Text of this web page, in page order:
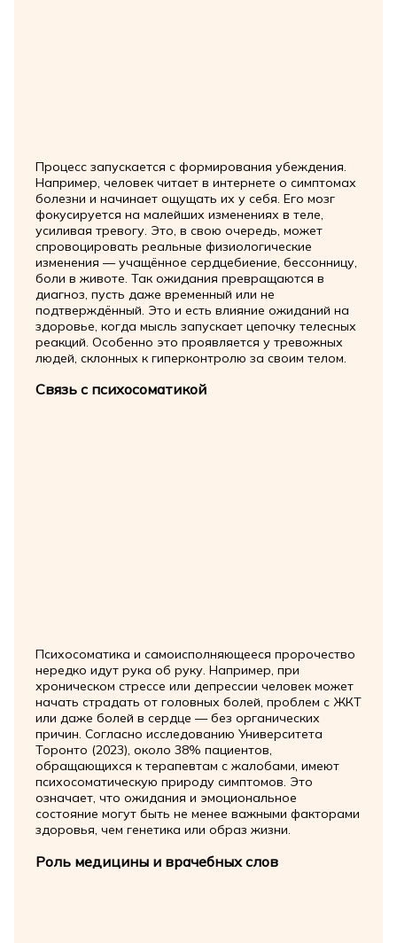
Процесс запускается с формирования убеждения.
Например, человек читает в интернете о симптомах
болезни и начинает ощущать их у себя. Его мозг
фокусируется на малейших изменениях в теле,
усиливая тревогу. Это, в свою очередь, может
спровоцировать реальные физиологические
изменения — учащённое сердцебиение, бессонницу,
боли в животе. Так ожидания превращаются в
диагноз, пусть даже временный или не
подтверждённый. Это и есть влияние ожиданий на
здоровье, когда мысль запускает цепочку телесных
реакций. Особенно это проявляется у тревожных
людей, склонных к гиперконтролю за своим телом.
Связь с психосоматикой
Психосоматика и самоисполняющееся пророчество
нередко идут рука об руку. Например, при
хроническом стрессе или депрессии человек может
начать страдать от головных болей, проблем с ЖКТ
или даже болей в сердце — без органических
причин. Согласно исследованию Университета
Торонто (2023), около 38% пациентов,
обращающихся к терапевтам с жалобами, имеют
психосоматическую природу симптомов. Это
означает, что ожидания и эмоциональное
состояние могут быть не менее важными факторами
здоровья, чем генетика или образ жизни.
Роль медицины и врачебных слов